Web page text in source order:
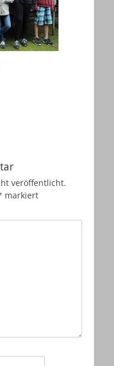
veröffentlicht.
markiert